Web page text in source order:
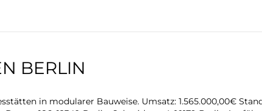
BERLIN
in modularer Bauweise. Umsatz: 1.565.000,00€